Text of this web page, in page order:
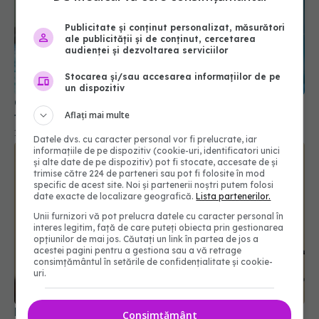
Cum poate obține un salariat un bilet de
tratament balnear prin Casa de Pensii
16 iul 2026, 19:09
Prof. dr. Valeriu Gheorghiță intră în Board-ul
Editorial al revistei Scientific Reports, din Nature
Portfolio
Publicitate și conținut personalizat, măsurători
ale publicității și de conținut, cercetarea
audienței și dezvoltarea serviciilor
Stocarea și/sau accesarea informațiilor de pe
un dispozitiv
Aflați mai multe
Datele dvs. cu caracter personal vor fi prelucrate, iar
informațiile de pe dispozitiv (cookie-uri, identificatori unici
și alte date de pe dispozitiv) pot fi stocate, accesate de și
trimise către 224 de parteneri sau pot fi folosite în mod
specific de acest site. Noi și partenerii noștri putem folosi
date exacte de localizare geografică.Lista partenerilor.
Unii furnizori vă pot prelucra datele cu caracter personal în
interes legitim, față de care puteți obiecta prin gestionarea
opțiunilor de mai jos. Căutați un link în partea de jos a
acestei pagini pentru a gestiona sau a vă retrage
consimțământul în setările de confidențialitate și cookie-
uri.
Consimțământ